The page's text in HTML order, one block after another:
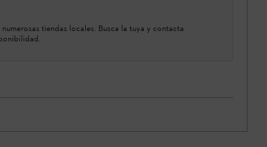
tiendas locales. Busca la tuya y contacta